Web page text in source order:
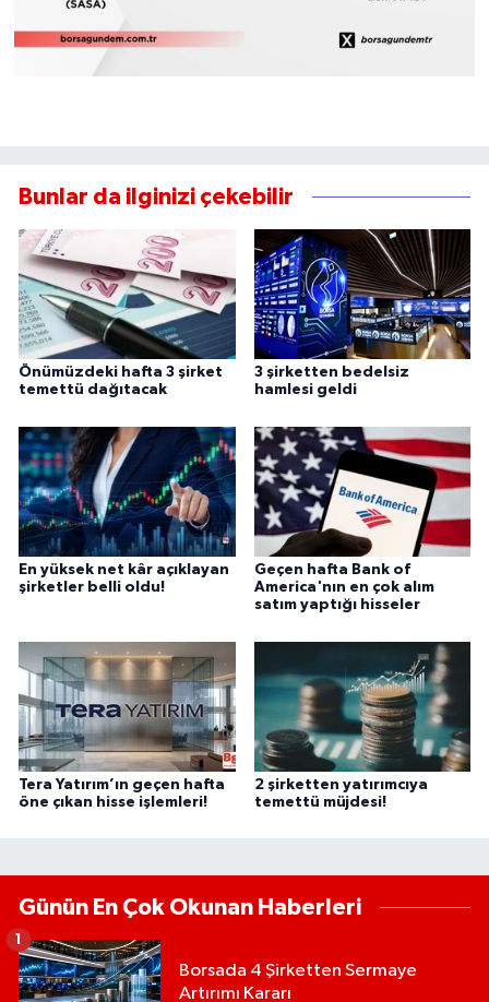
Bunlar da ilginizi çekebilir
Önümüzdeki hafta 3 şirket
temettü dağıtacak
3 şirketten bedelsiz
hamlesi geldi
En yüksek net kâr açıklayan
şirketler belli oldu!
Geçen hafta Bank of
America'nın en çok alım
satım yaptığı hisseler
Tera Yatırım’ın geçen hafta
öne çıkan hisse işlemleri!
2 şirketten yatırımcıya
temettü müjdesi!
Günün En Çok Okunan Haberleri
Borsada 4 Şirketten Sermaye
Artırımı Kararı
1